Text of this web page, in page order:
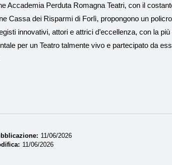
Accademia Perduta Romagna Teatri, con il
Cassa dei Risparmi di Forlì, propongono un
innovativi, attori e attrici d’eccellenza, con la
per un Teatro talmente vivo e partecipato da
11/06/2026
11/06/2026